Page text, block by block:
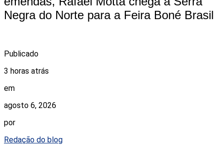
Negra do Norte para a Feira Boné Brasil
Publicado
3 horas atrás
em
agosto 6, 2026
por
Redação do blog